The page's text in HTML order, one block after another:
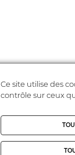
Ce site utilise des
contrôle sur ceux